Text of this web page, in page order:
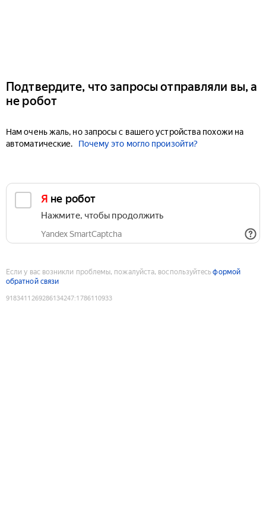
Подтвердите, что запросы отправляли вы, а
не робот
Нам очень жаль, но запросы с вашего устройства похожи на
автоматические.
Почему это могло произойти?
Я не робот
Нажмите, чтобы продолжить
Yandex SmartCaptcha
Если у вас возникли проблемы, пожалуйста, воспользуйтесьформой
обратной связи
9183411269286134247:1786110933